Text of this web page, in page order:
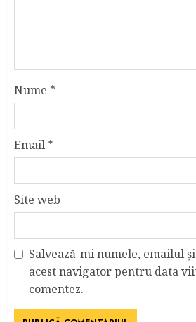
Nume *
Email *
Site web
Salvează-mi numele, emailul
acest navigator pentru data
comentez.